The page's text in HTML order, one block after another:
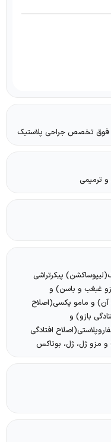
فوق تخصص جراحی پلاستیک
ترمیمی
پیکرتراشی
غبغب و باسن) و
آن) و مامو پکسی(اصلاح
بازو) و
افتادگی
و مزو ژل، ژل، بوتاکس